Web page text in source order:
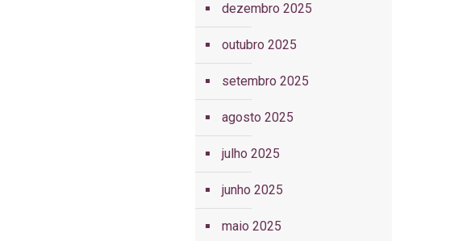
dezembro 2025
outubro 2025
setembro 2025
agosto 2025
julho 2025
junho 2025
maio 2025